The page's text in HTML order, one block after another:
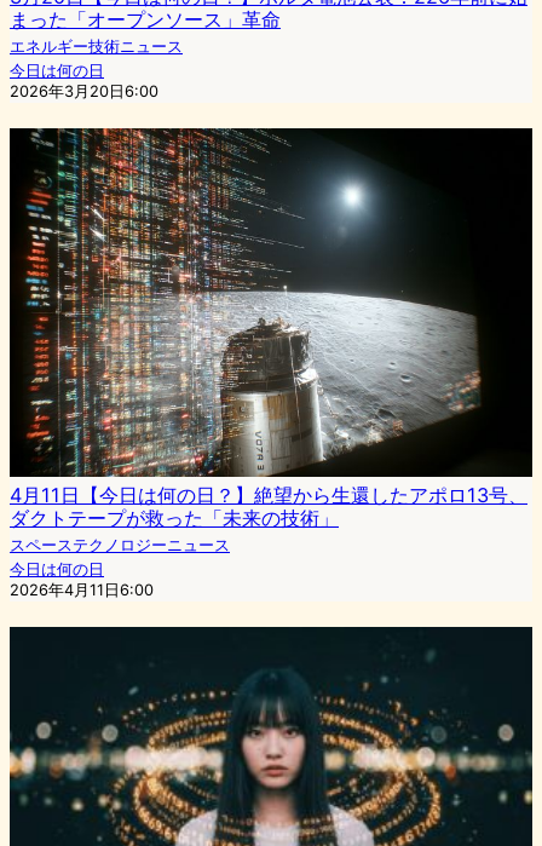
まった「オープンソース」革命
エネルギー技術ニュース
今日は何の日
2026年3月20日6:00
4月11日【今日は何の日？】絶望から生還したアポロ13号、
ダクトテープが救った「未来の技術」
スペーステクノロジーニュース
今日は何の日
2026年4月11日6:00